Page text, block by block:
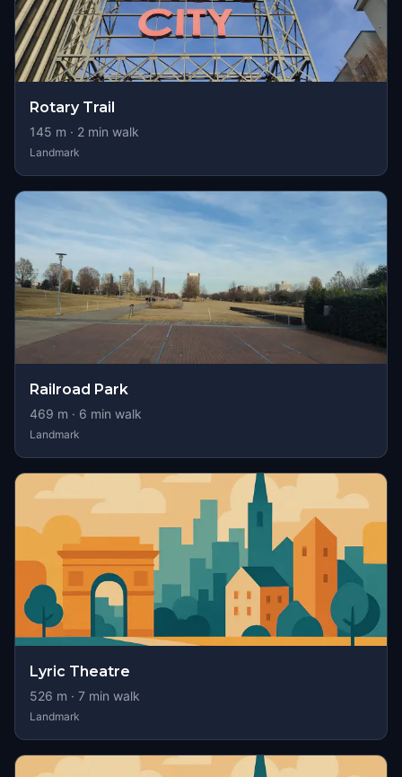
Rotary Trail
145 m · 2 min walk
Landmark
Railroad Park
469 m · 6 min walk
Landmark
Lyric Theatre
526 m · 7 min walk
Landmark